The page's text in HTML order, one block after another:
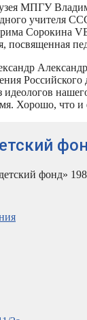
МПГУ
учителя
Сорокина
посвященная
Хорошо, что и
фонд»